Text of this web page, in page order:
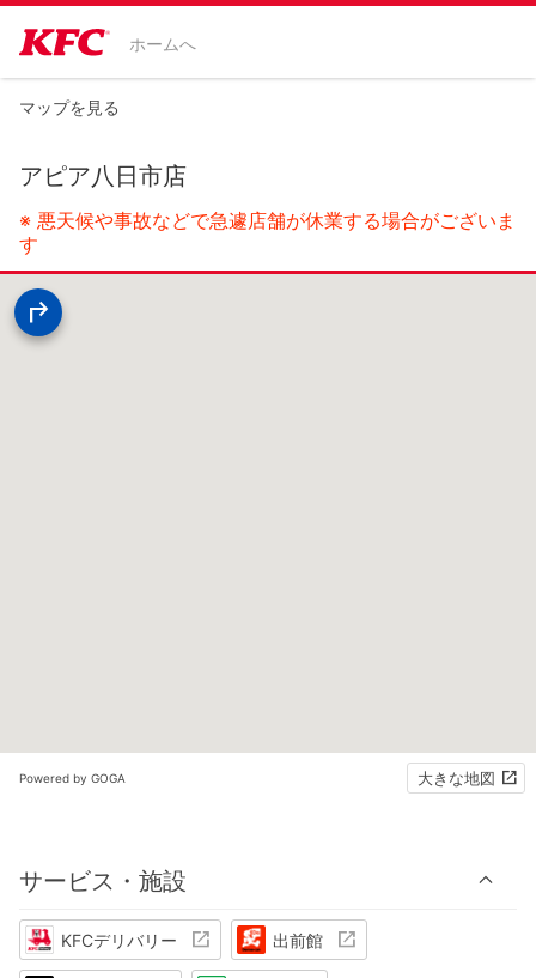
ホームへ
マップを見る
アピア八日市店
※ 悪天候や事故などで急遽店舗が休業する場合がございま
す
Powered by GOGA 大きな地図
サービス・施設
KFCデリバリー 出前館